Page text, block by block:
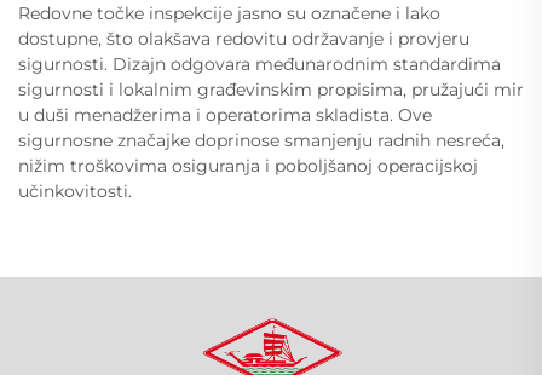
Redovne točke inspekcije jasno su označene i lako
dostupne, što olakšava redovitu održavanje i provjeru
sigurnosti. Dizajn odgovara međunarodnim standardima
sigurnosti i lokalnim građevinskim propisima, pružajući mir
u duši menadžerima i operatorima skladista. Ove
sigurnosne značajke doprinose smanjenju radnih nesreća,
nižim troškovima osiguranja i poboljšanoj operacijskoj
učinkovitosti.